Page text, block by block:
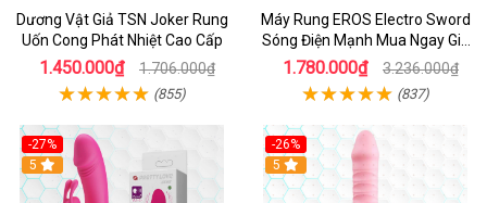
Dương Vật Giả TSN Joker Rung
Uốn Cong Phát Nhiệt Cao Cấp
1.450.000₫ 1.706.000₫
(855)
Máy Rung EROS Electro Sword
Sóng Điện Mạnh Mua Ngay Giá
Tốt
1.780.000₫ 3.236.000₫
(837)
-27%
Hot
5
-26%
Hot
5